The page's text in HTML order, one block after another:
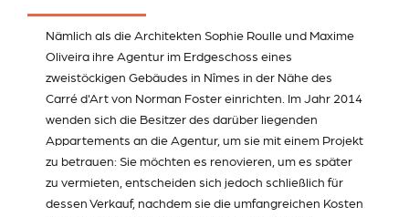
Nämlich als die Architekten Sophie Roulle und Maxime
Oliveira ihre Agentur im Erdgeschoss eines
zweistöckigen Gebäudes in Nîmes in der Nähe des
Carré d'Art von Norman Foster einrichten. Im Jahr 2014
wenden sich die Besitzer des darüber liegenden
Appartements an die Agentur, um sie mit einem Projekt
zu betrauen: Sie möchten es renovieren, um es später
zu vermieten, entscheiden sich jedoch schließlich für
dessen Verkauf, nachdem sie die umfangreichen Kosten